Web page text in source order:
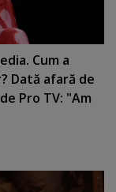
Cum a
Dată afară de
Pro TV: "Am